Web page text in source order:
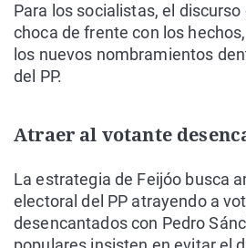
Para los socialistas, el
choca de frente con los
los nuevos nombramientos
del PP.
Atraer al votante
La estrategia de Feijóo busca
electoral del PP atrayendo a
desencantados con Pedro